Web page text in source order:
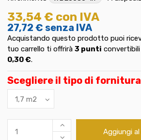
33,54 € con IVA
27,72 € senza IVA
Acquistando questo prodotto puoi
tuo carrello ti offrirà 3 punti
0,30 €.
Scegliere il tipo di fornitura
Aggiungi al